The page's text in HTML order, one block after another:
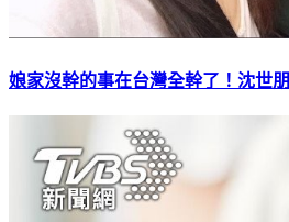
娘家沒幹的事在台灣全幹了！沈世